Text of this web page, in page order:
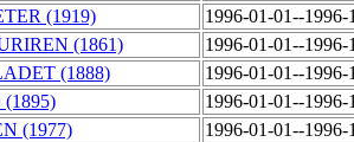
(1919)
1996-01-01--
(1861)
1996-01-01--
(1888)
1996-01-01--
1996-01-01--
(1977)
1996-01-01--